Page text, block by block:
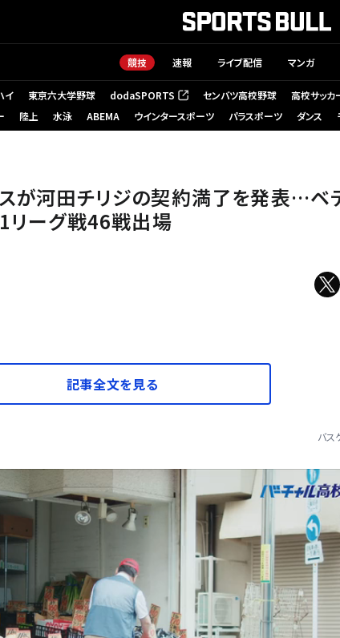
競技 速報 ライブ配信 マンガ
イ 東京六大学野球 dodaSPORTS
（新しいタブで開く） センバツ高校野球 高校サッカ
陸上 水泳 ABEMA ウインタースポーツ パラスポーツ ダンス
が河田チリジの契約満了を発表…ベ
リーグ戦46戦出場
記事全文を見る
バス